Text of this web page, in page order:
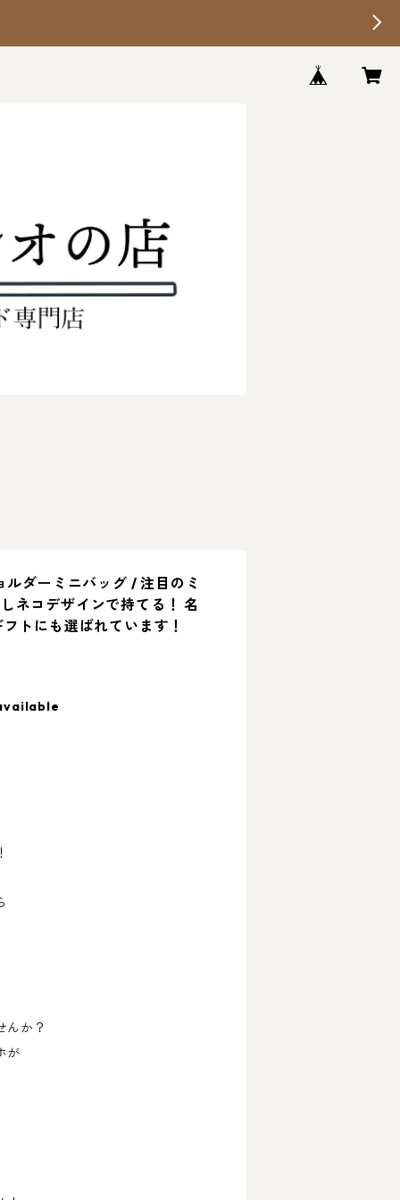
ルダーミニバッグ / 注目のミ
ネコデザインで持てる！ 名
トにも選ばれています！
んか？
が